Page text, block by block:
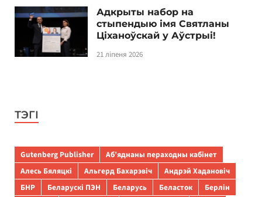
Адкрыты набор на
стыпендыю імя Святланы
Ціханоўскай у Аўстрыі!
21 ліпеня 2026
ТЭГІ
Gutenberg Publisher
Аб’яднаны пераходны кабінет
Алесь Бяляцкі
Альгерд Бахарэвіч
Андрэй Хадановіч
БНР
Беларускі ПЭН Беларусь Беласток
Берлін